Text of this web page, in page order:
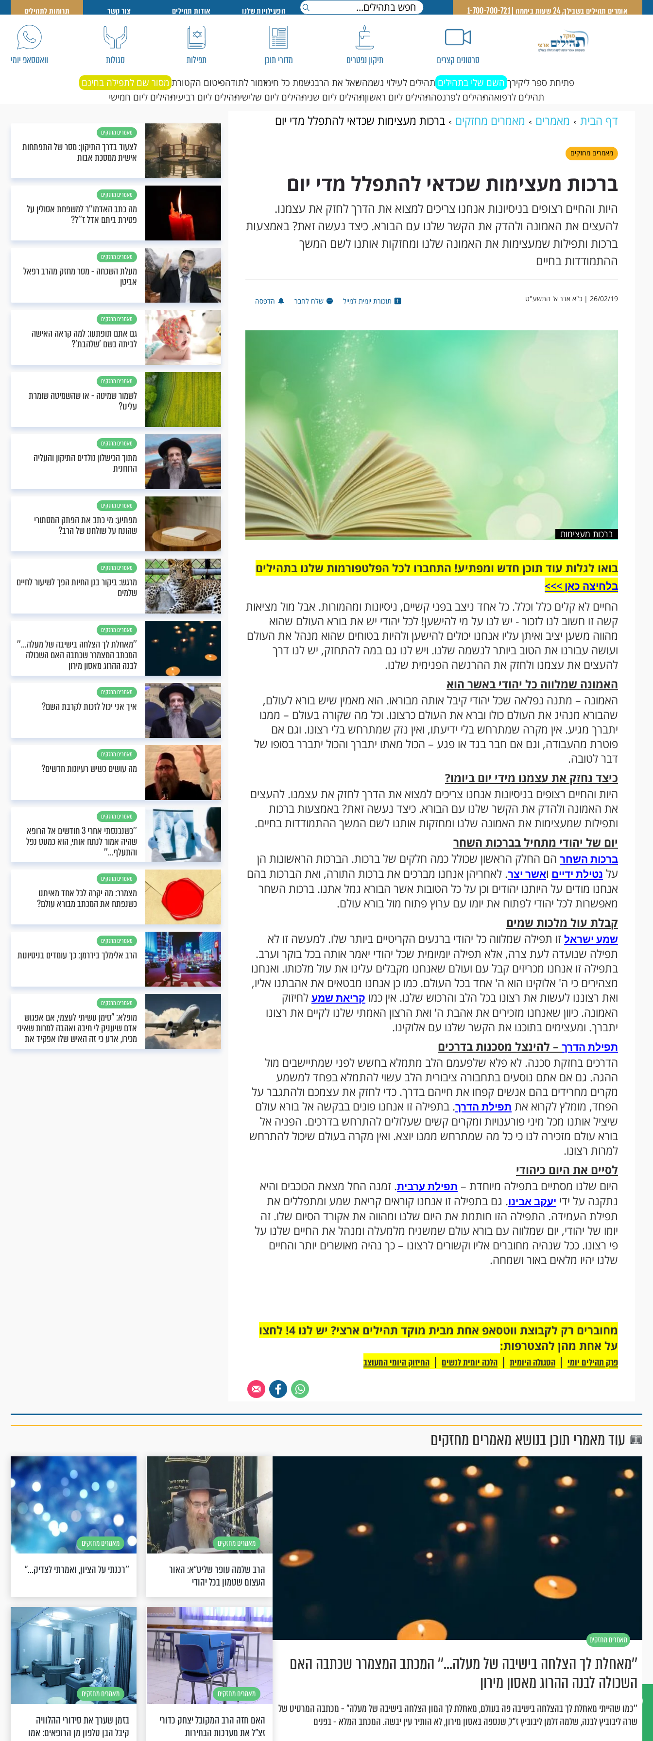
דברו
אומרים תהילים בשבילך, 24 שעות ביממה | 1-700-700-721 הפעילויות שלנו אודות תהילים צור קשר תרומות לתהילים
סרטונים קצרים תיקון נפטרים מדורי תוכן תפילות סגולות וואטסאפ יומי
פתיחת ספר ליקירך השם שלי בתהילים תהילים לעילוי נשמהשאל את הרבנשמת כל חימזמור לתודהפיטום הקטורת מסור שם לתפילה בחינם
תהילים לרפואהתהילים לפרנסהתהילים ליום ראשוןתהילים ליום שניתהילים ליום שלישיתהילים ליום רביעיתהילים ליום חמישי
דף הבית מאמרים מאמרים מחזקים ברכות מעצימות שכדאי להתפלל מדי יום
מאמרים מחזקים
ברכות מעצימות שכדאי להתפלל מדי יום
היות והחיים רצופים בניסיונות אנחנו צריכים למצוא את הדרך לחזק את עצמנו.
להעצים את האמונה ולהדק את הקשר שלנו עם הבורא. כיצד נעשה זאת? באמצעות
ברכות ותפילות שמעצימות את האמונה שלנו ומחזקות אותנו לשם המשך
ההתמודדות בחיים
26/02/19 | כ"א אדר א' התשע"ט תזכורת יומית למייל שלח לחבר הדפסה
ברכות מעצימות
בואו לגלות עוד תוכן חדש ומפתיע! התחברו לכל הפלטפורמות שלנו בתהילים
בלחיצה כאן >>>​
החיים לא קלים כלל וכלל. כל אחד ניצב בפני קשיים, ניסיונות ומהמורות. אבל מול מציאות
קשה זו חשוב לנו לזכור - יש לנו על מי להישען! לכל יהודי יש את בורא העולם שהוא
מהווה משען יציב ואיתן עליו אנחנו יכולים להישען ולהיות בטוחים שהוא מנהל את העולם
ועושה עבורנו את הטוב ביותר לנשמה שלנו. ויש לנו גם במה להתחזק, יש לנו דרך
להעצים את עצמנו ולחזק את ההרגשה הפנימית שלנו.
האמונה שמלווה כל יהודי באשר הוא
האמונה – מתנה נפלאה שכל יהודי קיבל אותה מבוראו. הוא מאמין שיש בורא לעולם,
שהבורא מנהיג את העולם כולו וברא את העולם כרצונו. וכל מה שקורה בעולם – ממנו
יתברך מגיע. אין מקרה שמתרחש בלי ידיעתו, ואין נזק שמתרחש בלי רצונו. וגם אם
פוטרת מהעבודה, וגם אם חבר בגד או פגע – הכול מאתו יתברך והכול יתברר בסופו של
דבר לטובה.
כיצד נחזק את עצמנו מידי יום ביומו?
היות והחיים רצופים בניסיונות אנחנו צריכים למצוא את הדרך לחזק את עצמנו. להעצים
את האמונה ולהדק את הקשר שלנו עם הבורא. כיצד נעשה זאת? באמצעות ברכות
ותפילות שמעצימות את האמונה שלנו ומחזקות אותנו לשם המשך ההתמודדות בחיים.
יום של יהודי מתחיל בברכות השחר
ברכות השחר הם החלק הראשון שכולל כמה חלקים של ברכות. הברכות הראשונות הן
על נטילת ידיים ואשר יצר. לאחריהן אנחנו מברכים את ברכות התורה, ואת הברכות בהם
אנחנו מודים על היותנו יהודים וכן על כל הטובות אשר הבורא גמל אתנו. ברכות השחר
מאפשרות לכל יהודי לפתוח את יומו עם ערוץ פתוח מול בורא עולם.
קבלת עול מלכות שמים
שמע ישראל זו תפילה שמלווה כל יהודי ברגעים הקריטיים ביותר שלו. למעשה זו לא
תפילה שנועדה לעת צרה, אלא תפילה יומיומית שכל יהודי יאמר אותה בכל בוקר וערב.
בתפילה זו אנחנו מכריזים קבל עם ועולם שאנחנו מקבלים עלינו את עול מלכותו. ואנחנו
מצהירים כי ה' אלוקינו הוא ה' אחד בכל העולם. כמו כן אנחנו מבטאים את אהבתנו אליו,
ואת רצוננו לעשות את רצונו בכל הלב והרכוש שלנו. אין כמו קריאת שמע לחיזוק
האמונה. כיוון שאנחנו מזכירים את אהבת ה' ואת הרצון האמתי שלנו לקיים את רצונו
יתברך. ומעצימים בתוכנו את הקשר שלנו עם אלוקינו.
תפילת הדרך – להינצל מסכנות בדרכים
הדרכים בחזקת סכנה. לא פלא שלפעמם הלב מתמלא בחשש לפני שמתיישבים מול
ההגה. גם אם אתם נוסעים בתחבורה ציבורית הלב עשוי להתמלא בפחד למשמע
מקרים מחרידים בהם אנשים קפחו את חייהם בדרך. כדי לחזק את עצמכם ולהתגבר על
הפחד, מומלץ לקרוא את תפילת הדרך. בתפילה זו אנחנו פונים בבקשה אל בורא עולם
שיציל אותנו מכל מיני פורענויות ומקרים קשים שעלולים להתרחש בדרכים. הפניה אל
בורא עולם מזכירה לנו כי כל מה שמתרחש ממנו יוצא. ואין מקרה בעולם שיכול להתרחש
למרות רצונו.
לסיים את היום כיהודי
היום שלנו מסתיים בתפילה מיוחדת – תפילת ערבית. זמנה החל מצאת הכוכבים והיא
נתקנה על ידי יעקב אבינו. גם בתפילה זו אנחנו קוראים קריאת שמע ומתפללים את
תפילת העמידה. התפילה הזו חותמת את היום שלנו ומהווה את אקורד הסיום שלו. זה
יומו של יהודי, יום שמלווה עם בורא עולם שמשגיח מלמעלה ומנהל את החיים שלנו על
פי רצונו. ככל שנהיה מחוברים אליו וקשורים לרצונו – כך נהיה מאושרים יותר והחיים
שלנו יהיו מלאים באור ושמחה.
מחוברים רק לקבוצת ווטסאפ אחת מבית מוקד תהילים ארצי? יש לנו 4! לחצו
על אחת מהן להצטרפות:
פרק תהילים יומי | הסגולה היומית | הלכה יומית לנשים | החיזוק היומי המעוצב
מאמרים מחזקים
לצעוד בדרך התיקון: מסר של התפתחות
אישית ממסכת אבות
מאמרים מחזקים
מה כתב האדמו''ר למשפחת אסולין על
פטירת ביתם אדל ז''ל?
מאמרים מחזקים
מעלת השכחה - מסר מחזק מהרב רפאל
אביטן
מאמרים מחזקים
גם אתם תופתעו: למה קראה האישה
לביתה בשם 'שלהבת'?
מאמרים מחזקים
לשמור שמיטה - או שהשמיטה שומרת
עלינו?
מאמרים מחזקים
מתוך הכישלון נולדים התיקון והעליה
הרוחנית
מאמרים מחזקים
מפתיע: מי כתב את הפתק המסתורי
שהונח על שולחנו של הרב?
מאמרים מחזקים
מרגש: ביקור בגן החיות הפך לשיעור לחיים
שלמים
מאמרים מחזקים
’’מאחלת לך הצלחה בישיבה של מעלה...’’
המכתב המצמרר שכתבה האם השכולה
לבנה ההרוג מאסון מירון
מאמרים מחזקים
איך אני יכול לזכות לקרבת השם?
מאמרים מחזקים
מה עושים כשיש רעיונות חדשים?
מאמרים מחזקים
’’כשנכנסתי אחרי 3 חודשים אל הרופא
שהיה אמור לנתח אותי, הוא כמעט נפל
והתעלף...’’
מאמרים מחזקים
מצמרר: מה יקרה לכל אחד מאיתנו
כשנפתח את המכתב מבורא עולם?
מאמרים מחזקים
הרב אלימלך בידרמן: כך עומדים בניסיונות
מאמרים מחזקים
מופלא: "סימן עשיתי לעצמי, אם אפגוש
אדם שיעניק לי חיבה ואהבה למרות שאיני
מכירו, אדע כי זה האיש שלו אפקיד את
כספי’’
עוד מאמרי תוכן בנושא מאמרים מחזקים
מאמרים מחזקים
’’מאחלת לך הצלחה בישיבה של מעלה...’’ המכתב המצמרר שכתבה האם
השכולה לבנה ההרוג מאסון מירון
''כמו שהייתי מאחלת לך בהצלחה בישיבה פה בעולם, מאחלת לך המון הצלחה בישיבה של מעלה" - מכתבה המרטיט של
שרה ליבוביץ לבנה, שלמה זלמן ליבוביץ ז"ל, שנספה באסון מירון, לא הותיר עין יבשה. המכתב המלא - בפנים
מאמרים מחזקים
הרב שלמה עופר שליט"א: האור
העצום שטמון בכל יהודי
מאמרים מחזקים
’’רכנתי על הציון, ואמרתי לצדיק..."
מאמרים מחזקים
האם חזה הרב המקובל יצחק כדורי
זצ"ל את מערכות הבחירות
מאמרים מחזקים
בזמן שערך את סידורי ההלוויה
קיבל הבן טלפון מן הרופאים: אמו